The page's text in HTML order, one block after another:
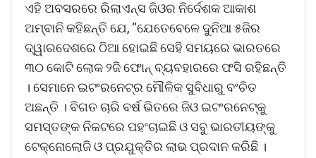
ଏହି ଅବସରରେ ରିଲାଏନ୍ସ ଜିଓର ନିର୍ଦେଶକ ଆକାଶ
ଅମ୍ବାନି କହିଛନ୍ତି ଯେ, “ଯେତେବେଳେ ଦୁନିଆ ୫ଜିର
ଦ୍ୱାରଦେଶରେ ଠିଆ ହୋଇଛି ସେହି ସମୟରେ ଭାରତରେ
୩୦ କୋଟି ଲୋକ ୨ଜି ଫୋନ୍ ବ୍ୟବହାରରେ ଫସି ରହିଛନ୍ତି
। ସେମାନେ ଇଟଂରନେଟ୍‌ର ମୌଳିକ ସୁବିଧାରୁ ବଂଚିତ
ଅଛନ୍ତି । ବିଗତ ଚାରି ବର୍ଷ ଭିତରେ ଜିଓ ଇଟଂରନେଟ୍‌କୁ
ସମସ୍ତଙ୍କ ନିକଟରେ ପହଂଚାଇଛି ଓ ସବୁ ଭାରତୀୟଙ୍କୁ
ଟେକ୍ନୋଲୋଜି ଓ ପ୍ରଯୁକ୍ତିର ଲାଭ ପ୍ରଦାନ କରିଛି ।